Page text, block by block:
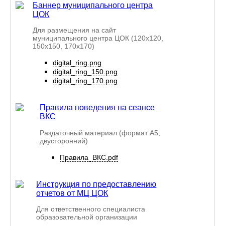
Баннер муниципального центра
ЦОК
Для размещения на сайт
муниципального центра ЦОК (120х120,
150х150, 170х170)
digital_ring.png
digital_ring_150.png
digital_ring_170.png
Правила поведения на сеансе
ВКС
Раздаточный материал (формат A5,
двусторонний)
Правила_ВКС.pdf
Инструкция по предоставлению
отчетов от МЦ ЦОК
Для ответственного специалиста
образовательной организации